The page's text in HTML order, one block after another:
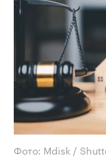
Фото: Mdisk /